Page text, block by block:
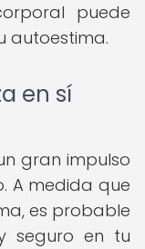
puede
autoestima.
en sí
gran impulso
A medida que
es probable
seguro en tu